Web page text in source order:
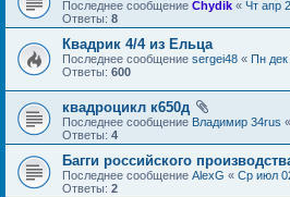
Последнее сообщение Chydik « Чт апр
Ответы: 8
Квадрик 4/4 из Ельца
Последнее сообщение sergei48 « Пн дек
Ответы: 600
квадроцикл к650д
Последнее сообщение Владимир 34rus «
Ответы: 4
Багги российского
Последнее сообщение AlexG « Ср июл
Ответы: 2